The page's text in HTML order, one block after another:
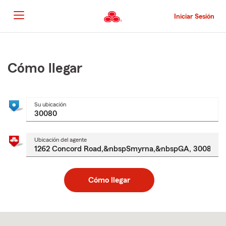
al
contenido
principal
Iniciar Sesión
principal
Cómo llegar
Su ubicación
Ubicación del agente
Cómo llegar
to